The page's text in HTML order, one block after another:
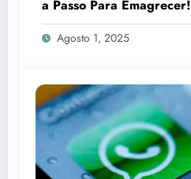
a Passo Para Emagrecer!
Agosto 1, 2025